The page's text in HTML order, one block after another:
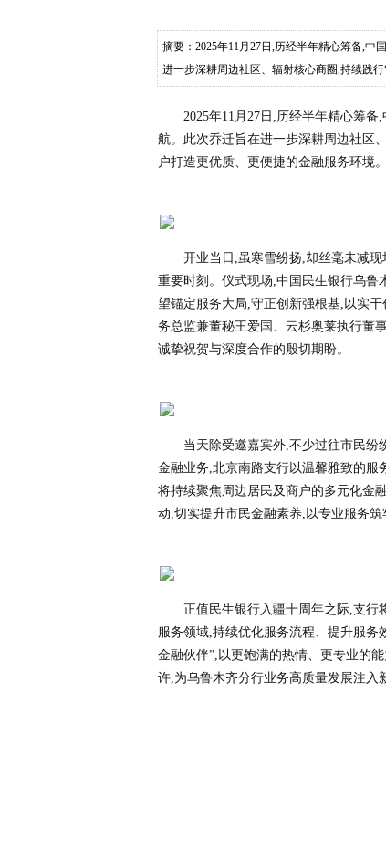
摘要：2025年11月27日,历经半年精心筹备,
进一步深耕周边社区、辐射核心商圈,持续践
2025年11月27日,历经半年精心筹
航。此次乔迁旨在进一步深耕周边社区
户打造更优质、更便捷的金融服务环境。
开业当日,虽寒雪纷扬,却丝毫未减
重要时刻。仪式现场,中国民生银行乌鲁
望锚定服务大局,守正创新强根基,以实
务总监兼董秘王爱国、云杉奥莱执行董
诚挚祝贺与深度合作的殷切期盼。
当天除受邀嘉宾外,不少过往市民纷
金融业务,北京南路支行以温馨雅致的
将持续聚焦周边居民及商户的多元化金
动,切实提升市民金融素养,以专业服务筑
正值民生银行入疆十周年之际,支行
服务领域,持续优化服务流程、提升服务
金融伙伴”,以更饱满的热情、更专业的
许,为乌鲁木齐分行业务高质量发展注入